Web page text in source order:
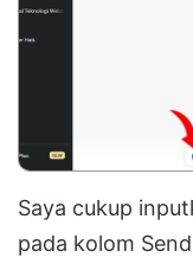
Saya cukup
pada kolom